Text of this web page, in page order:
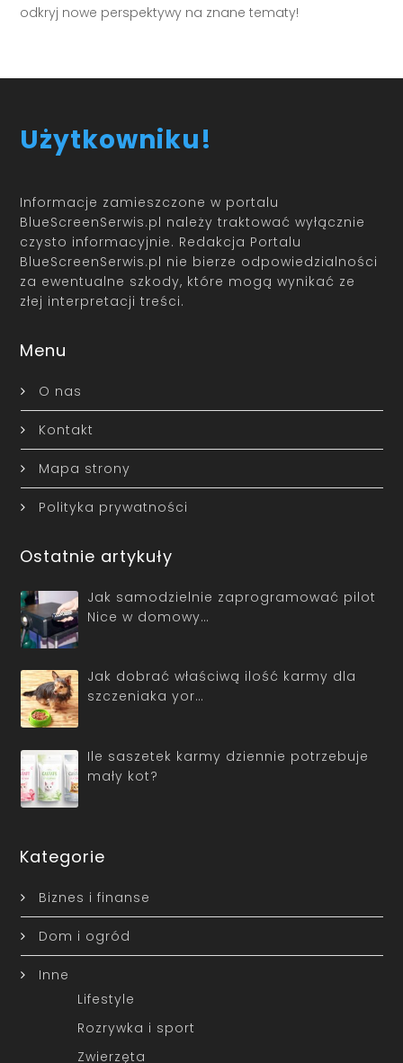
odkryj nowe perspektywy na znane tematy!
Użytkowniku!
Informacje zamieszczone w portalu
BlueScreenSerwis.pl należy traktować wyłącznie
czysto informacyjnie. Redakcja Portalu
BlueScreenSerwis.pl nie bierze odpowiedzialności
za ewentualne szkody, które mogą wynikać ze
złej interpretacji treści.
Menu
O nas
Kontakt
Mapa strony
Polityka prywatności
Ostatnie artykuły
Jak samodzielnie zaprogramować pilot
Nice w domowy…
Jak dobrać właściwą ilość karmy dla
szczeniaka yor…
Ile saszetek karmy dziennie potrzebuje
mały kot?
Kategorie
Biznes i finanse
Dom i ogród
Inne
Lifestyle
Rozrywka i sport
Zwierzęta